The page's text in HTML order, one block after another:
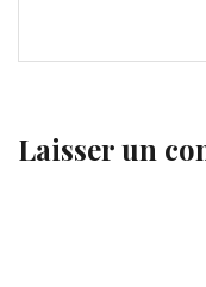
Laisser un